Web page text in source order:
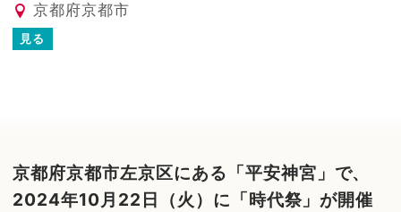
京都府京都市
見る
京都府京都市左京区にある「平安神宮」で、
2024年10月22日（火）に「時代祭」が開催